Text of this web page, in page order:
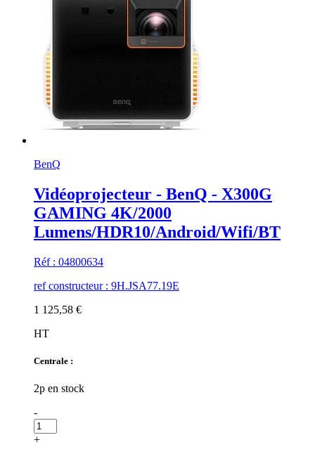
BenQ
Vidéoprojecteur - BenQ - X300G
GAMING 4K/2000
Lumens/HDR10/Android/Wifi/BT
Réf : 04800634
ref constructeur : 9H.JSA77.19E
1 125,58 €
HT
Centrale :
2p en stock
-
+